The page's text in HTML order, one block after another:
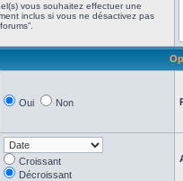
vous souhaitez effectuer une
inclus si vous ne désactivez pas
Oui Non
Croissant
Décroissant